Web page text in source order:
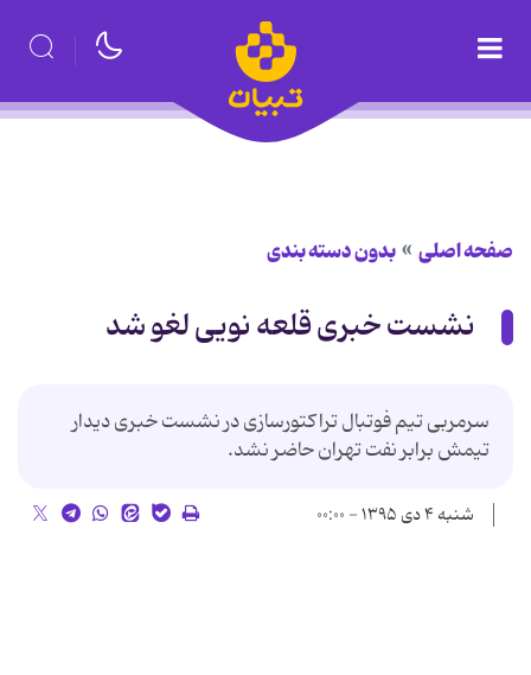
صفحه اصلی بدون دسته بندی
نشست خبری قلعه نویی لغو شد
سرمربی تیم فوتبال تراکتورسازی در نشست خبری دیدار
تیمش برابر نفت تهران حاضر نشد.
شنبه ۴ دی ۱۳۹۵ - ۰۰:۰۰